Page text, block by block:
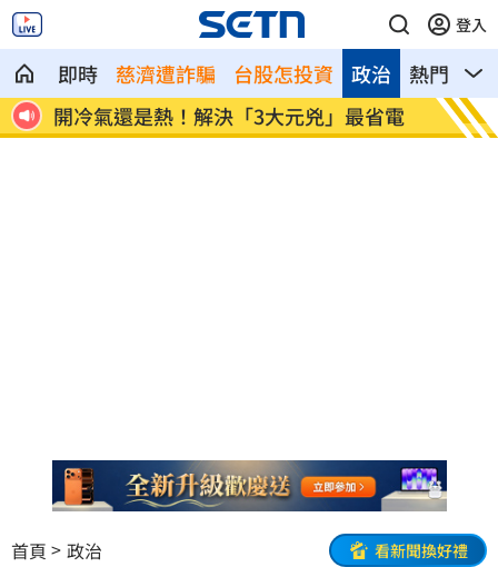
登入
即時 慈濟遭詐騙 台股怎投資 熱門 影
政治
金秀賢首公開受訪 將登印尼電視台節目 澎湖
首頁 政治 看新聞換好禮